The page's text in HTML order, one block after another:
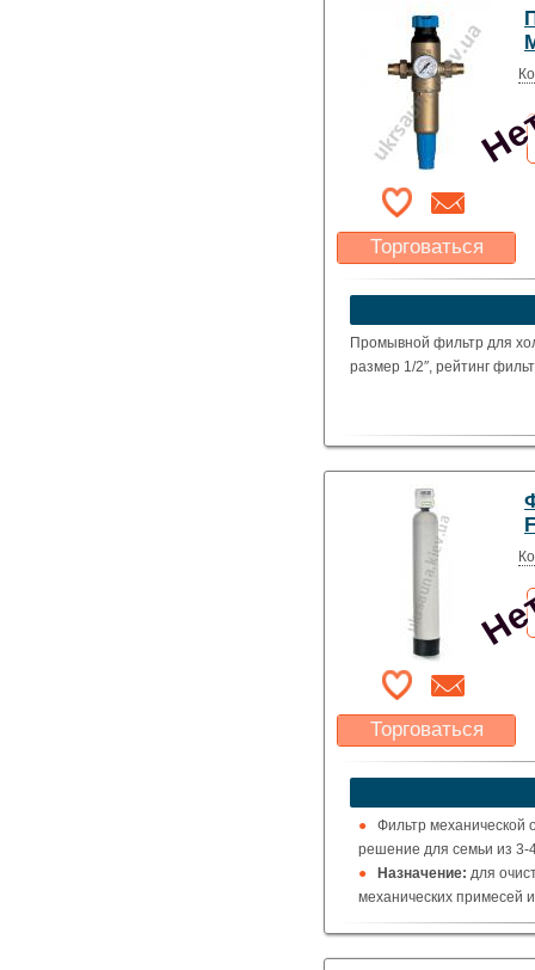
Торговаться
Какая цена Вас
устроит?
Указать цену
Промывной фильтр для
размер 1/2″, рейтинг
Торговаться
Какая цена Вас
устроит?
Указать цену
Фильтр механической
решение для семьи из 3-
Назначение: для
механических примесей